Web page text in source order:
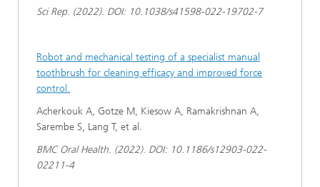
Sci Rep. (2022). DOI: 10.1038/s41598-022-19702-7
Robot and mechanical testing of a specialist manual
toothbrush for cleaning efficacy and improved force
control.
Acherkouk A, Gotze M, Kiesow A, Ramakrishnan A,
Sarembe S, Lang T, et al.
BMC Oral Health. (2022). DOI: 10.1186/s12903-022-
02211-4